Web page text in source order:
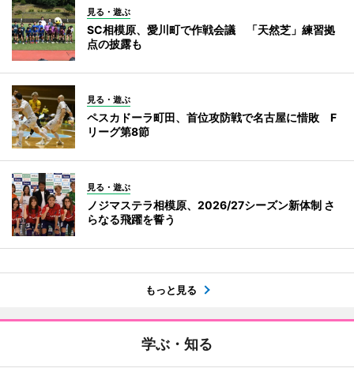
見る・遊ぶ
SC相模原、愛川町で作戦会議 「天然芝」練習拠
点の披露も
見る・遊ぶ
ペスカドーラ町田、首位攻防戦で名古屋に惜敗 F
リーグ第8節
見る・遊ぶ
ノジマステラ相模原、2026/27シーズン新体制 さ
らなる飛躍を誓う
もっと見る
学ぶ・知る